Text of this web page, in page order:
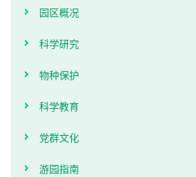
园区概况
科学研究
物种保护
科学教育
党群文化
游园指南